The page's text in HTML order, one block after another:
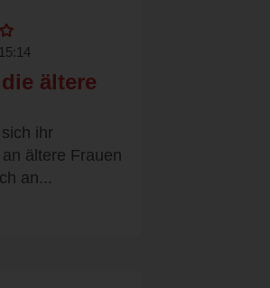
ältere
ihr
ältere Frauen
an...